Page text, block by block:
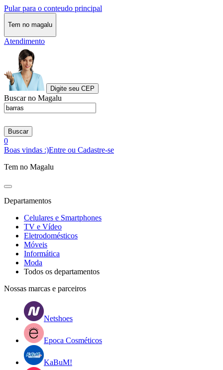
Pular para o conteudo principal
Tem no magalu
Atendimento
Digite seu CEP
Buscar no Magalu
Buscar
0
Boas vindas :)Entre ou Cadastre-se
Tem no Magalu
Departamentos
Celulares e Smartphones
TV e Vídeo
Eletrodomésticos
Móveis
Informática
Moda
Todos os departamentos
Nossas marcas e parceiros
Netshoes
Epoca Cosméticos
KaBuM!